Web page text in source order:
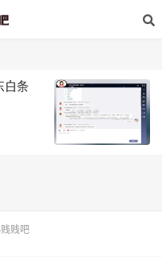
白条
贱吧